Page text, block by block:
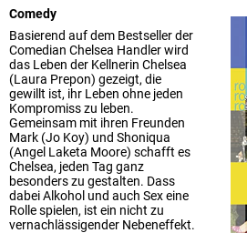
Comedy
Basierend auf dem Bestseller der
Comedian Chelsea Handler wird
das Leben der Kellnerin Chelsea
(Laura Prepon) gezeigt, die
gewillt ist, ihr Leben ohne jeden
Kompromiss zu leben.
Gemeinsam mit ihren Freunden
Mark (Jo Koy) und Shoniqua
(Angel Laketa Moore) schafft es
Chelsea, jeden Tag ganz
besonders zu gestalten. Dass
dabei Alkohol und auch Sex eine
Rolle spielen, ist ein nicht zu
vernachlässigender Nebeneffekt.